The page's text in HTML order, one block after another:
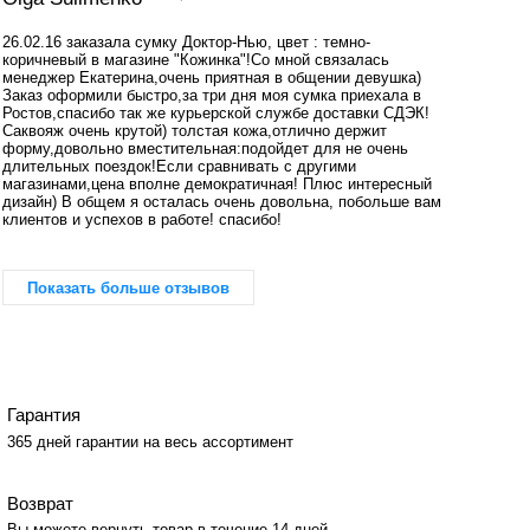
26.02.16 заказала сумку Доктор-Нью, цвет : темно-
коричневый в магазине "Кожинка"!Со мной связалась
менеджер Екатерина,очень приятная в общении девушка)
Заказ оформили быстро,за три дня моя сумка приехала в
Ростов,спасибо так же курьерской службе доставки СДЭК!
Саквояж очень крутой) толстая кожа,отлично держит
форму,довольно вместительная:подойдет для не очень
длительных поездок!Если сравнивать с другими
магазинами,цена вполне демократичная! Плюс интересный
дизайн) В общем я осталась очень довольна, побольше вам
клиентов и успехов в работе! спасибо!
Показать больше отзывов
Гарантия
365 дней гарантии на весь ассортимент
Возврат